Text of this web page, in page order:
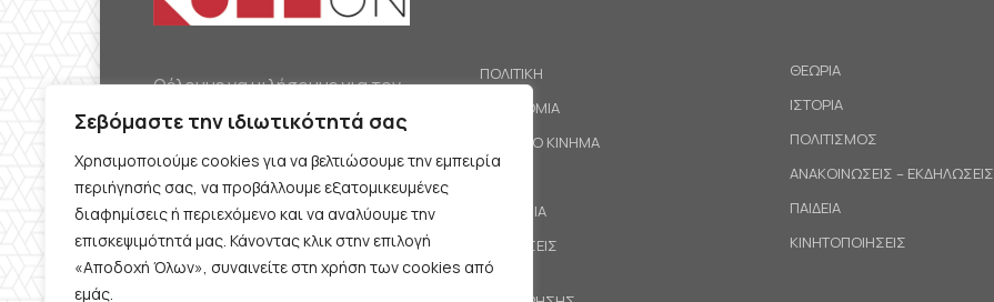
Σεβόμαστε την ιδιωτικότητά σας
Χρησιμοποιούμε cookies για να βελτιώσουμε την εμπειρία
περιήγησής σας, να προβάλλουμε εξατομικευμένες
διαφημίσεις ή περιεχόμενο και να αναλύουμε την
επισκεψιμότητά μας. Κάνοντας κλικ στην επιλογή
«Αποδοχή Όλων», συναινείτε στη χρήση των cookies από
εμάς.
Θέλουμε να μιλήσουμε για τον
κομμουνισμό της εποχής μας,
την αναγκαία αλλά όχι
δεδομένη προοπτική.
Θέλουμε να μιλήσουμε
ταυτόχρονα για την
καθημερινή επιβίωση και τον
ΠΟΛΙΤΙΚΗ
ΟΙΚΟΝΟΜΙΑ
ΕΡΓΑΤΙΚΟ ΚΙΝΗΜΑ
ΚΟΙΝΩΝΙΑ
ΠΡΟΤΑΣΕΙΣ
ΘΕΩΡΙΑ
ΙΣΤΟΡΙΑ
ΠΟΛΙΤΙΣΜΟΣ
ΑΝΑΚΟΙΝΩΣΕΙΣ – ΕΚΔΗΛΩΣΕΙΣ
ΠΑΙΔΕΙΑ
ΚΙΝΗΤΟΠΟΙΗΣΕΙΣ